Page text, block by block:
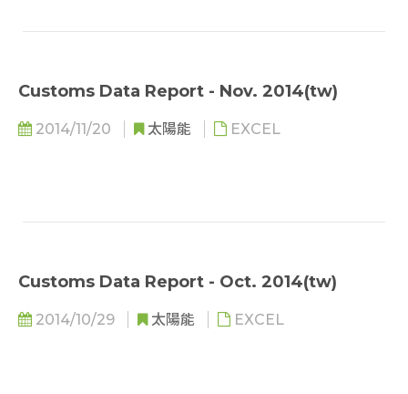
Customs Data Report - Nov. 2014(tw)
2014/11/20 太陽能 EXCEL
Customs Data Report - Oct. 2014(tw)
2014/10/29 太陽能 EXCEL